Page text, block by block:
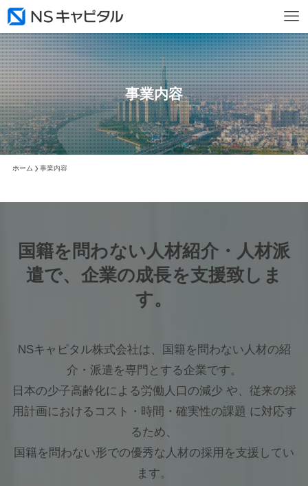
事業内容
ホーム 事業内容
国籍を問わない人材紹介・人材派
遣で、企業の成長を支援致しま
す。
NSキャピタル株式会社は、国籍を問わない人材の紹
介・派遣を専門とする企業です。
日本の少子高齢化による労働人口の減少 や、従来の採
用計画におけるコスト・時間・確実性の課題 に対応す
るため、
国籍を問わない形での優秀な人材の採用を支援してい
ます。